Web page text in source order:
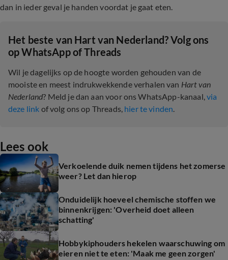
dan in ieder geval je handen voordat je gaat eten.
Het beste van Hart van Nederland? Volg ons
op WhatsApp of Threads
Wil je dagelijks op de hoogte worden gehouden van de
mooiste en meest indrukwekkende verhalen van Hart van
Nederland? Meld je dan aan voor ons WhatsApp-kanaal,via
deze link of volg ons op Threads, hier te vinden.
Lees ook
Verkoelende duik nemen tijdens het zomerse
weer? Let dan hierop
Onduidelijk hoeveel chemische stoffen we
binnenkrijgen: 'Overheid doet alleen
schatting'
Hobbykiphouders hekelen waarschuwing om
eieren niet te eten: 'Maak me geen zorgen'